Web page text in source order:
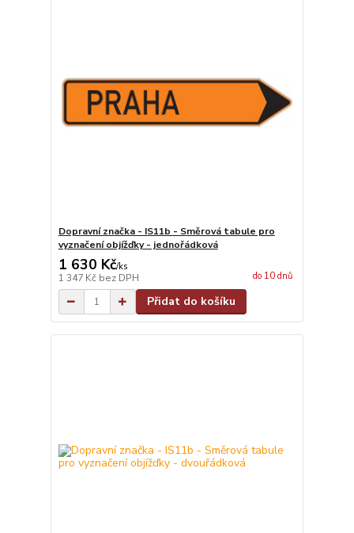
Dopravní značka - IS11b - Směrová tabule pro
vyznačení objížďky - jednořádková
1 630 Kč/ks
1 347 Kč bez DPH do 10 dnů
Přidat do košíku